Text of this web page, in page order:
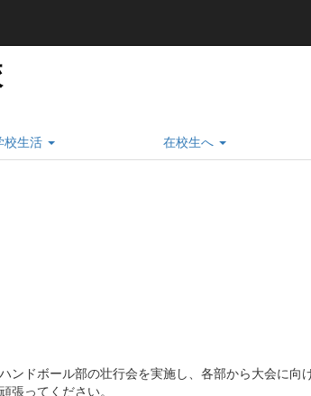
校生活 在校生へ
ンドボール部の壮行会を実施し、各部から大会に向
張ってください。